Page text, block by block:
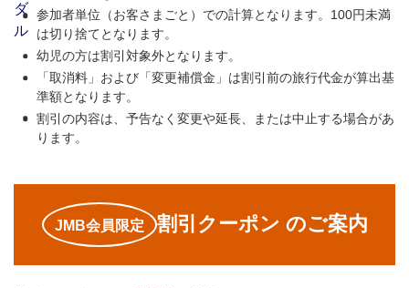
参加者単位（お客さまごと）での計算となります。100円未満
は切り捨てとなります。
幼児の方は割引対象外となります。
「取消料」および「変更補償金」は割引前の旅行代金が算出基
準額となります。
割引の内容は、予告なく変更や延長、または中止する場合があ
ります。
JMB会員限定 割引クーポン のご案内